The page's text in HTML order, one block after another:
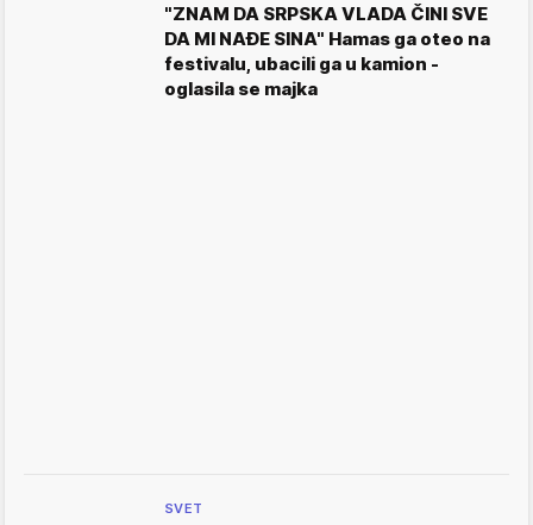
"ZNAM DA SRPSKA VLADA ČINI SVE
DA MI NAĐE SINA" Hamas ga oteo na
festivalu, ubacili ga u kamion -
oglasila se majka
SVET